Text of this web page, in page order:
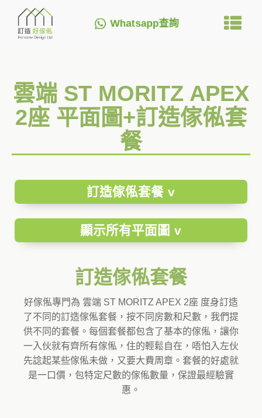
Whatsapp查詢
雲端 ST MORITZ APEX
2座 平面圖+訂造傢俬套
餐
訂造傢俬套餐 v
顯示所有平面圖 v
訂造傢俬套餐
好傢俬專門為 雲端 ST MORITZ APEX 2座 度身訂造
了不同的訂造傢俬套餐，按不同房數和尺數，我們提
供不同的套餐。每個套餐都包含了基本的傢俬，讓你
一入伙就有齊所有傢俬，住的輕鬆自在，唔怕入左伙
先諗起某些傢俬未做，又要大費周章。套餐的好處就
是一口價，包特定尺數的傢俬數量，保證最經驗實
惠。